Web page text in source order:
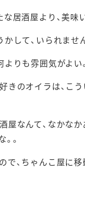
居酒屋より、美味
して、いられません
よりも雰囲気がよい
きのオイラは、こ
屋なんて、なかな
。
で、ちゃんこ屋に移